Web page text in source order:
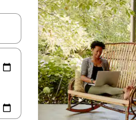
vers le haut et vers le bas pour les